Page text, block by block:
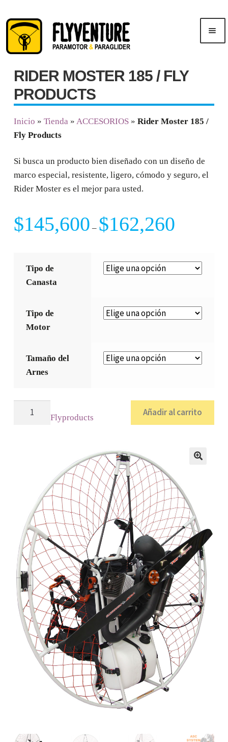
Saltar
navegación
Ir
contenido
Men
ú
Inicio
Publicidad
Cursos
Tienda
RIDER MOSTER 185 / FLY
PRODUCTS
Inicio » Tienda » ACCESORIOS » Rider Moster 185 /
Fly Products
Si busca un producto bien diseñado con un diseño de
marco especial, resistente, ligero, cómodo y seguro, el
Rider Moster es el mejor para usted.
$145,600 – $162,260
Tipo de
Canasta
Tipo de
Motor
Tamaño del
Arnes
cantidad
Añadir al carrito
Flyproducts